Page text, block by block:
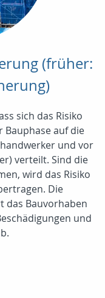
(früher:
sich das Risiko
Bauphase auf die
und vor
verteilt. Sind die
wird das Risiko
Die
das Bauvorhaben
und